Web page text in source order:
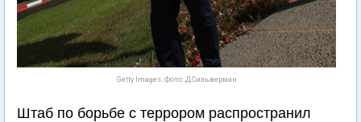
Getty Images. Фото: Д.Сильверман
Штаб по борьбе с террором распространил